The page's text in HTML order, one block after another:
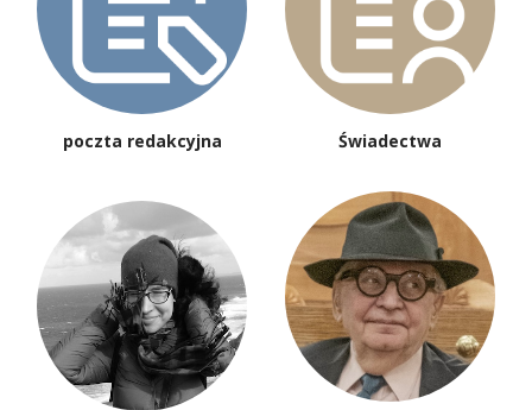
poczta redakcyjna Świadectwa